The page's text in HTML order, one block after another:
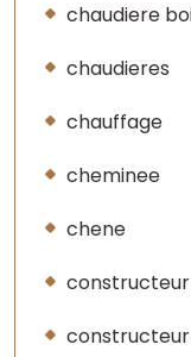
chaudiere
chaudieres
chauffage
cheminee
chene